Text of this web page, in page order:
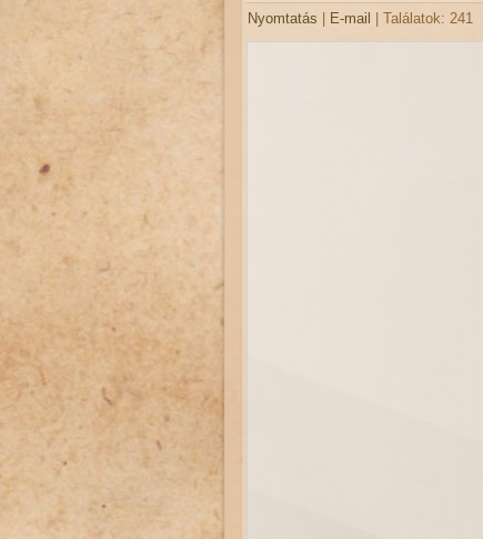
Nyomtatás E-mail | Találatok: 241